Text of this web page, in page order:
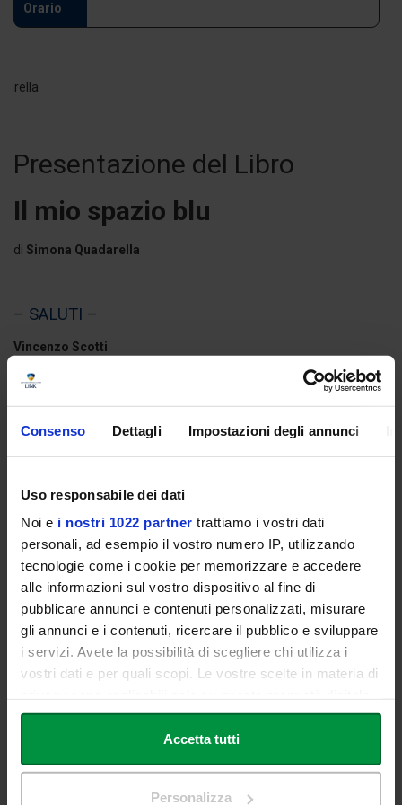
Consenso Dettagli Impostazioni degli annunci
Uso responsabile dei dati
Noi e i nostri 1022 partner trattiamo i vostri dati
personali, ad esempio il vostro numero IP, utilizzando
tecnologie come i cookie per memorizzare e accedere
alle informazioni sul vostro dispositivo al fine di
pubblicare annunci e contenuti personalizzati, misurare
gli annunci e i contenuti, ricercare il pubblico e sviluppare
i servizi. Avete la possibilità di scegliere chi utilizza i
vostri dati e per quali scopi. Le vostre scelte in materia di
in cui avete effettuato le vostre scelte. È possibile
modificare o revocare il proprio consenso in qualsiasi
momento dalla Dichiarazione sui cookie o facendo clic
Accetta tutti
Personalizza
Orario
Presentazione del Libro
Il mio spazio blu
di Simona Quadarella
– SALUTI –
Vincenzo Scotti
Graduate, Link Campus University
– INTERVENGONO –
Simona Quadarella Lorenza Bernardi
Coautrice del libro
Cristian Minotti
Tecnico F.I.N.
Gianni Nagni
Direttore generale AQUANIENE
Carlo Quadarella
– MODERA –
Giornalista Sky e docente Comunicazione dello Sport, Link